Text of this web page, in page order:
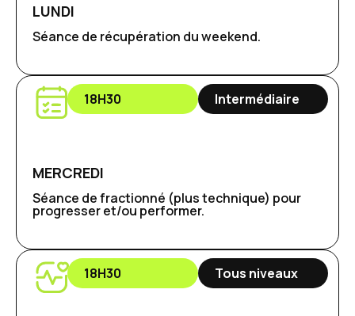
LUNDI
Séance de récupération du weekend.
18H30 Intermédiaire
MERCREDI
Séance de fractionné (plus technique) pour
progresser et/ou performer.
18H30 Tous niveaux